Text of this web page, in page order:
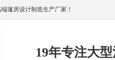
篷房设计制造生产厂家！
19年专注大